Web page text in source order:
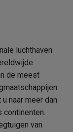
luchthaven
de meest
naar meer dan
continenten.
van